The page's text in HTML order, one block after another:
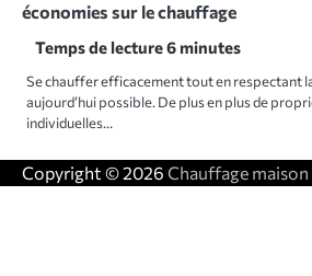
économies sur le chauffage
Se chauffer efficacement tout en respectant
aujourd’hui possible. De plus en plus de
individuelles…
Copyright © 2026 Chauffage maison